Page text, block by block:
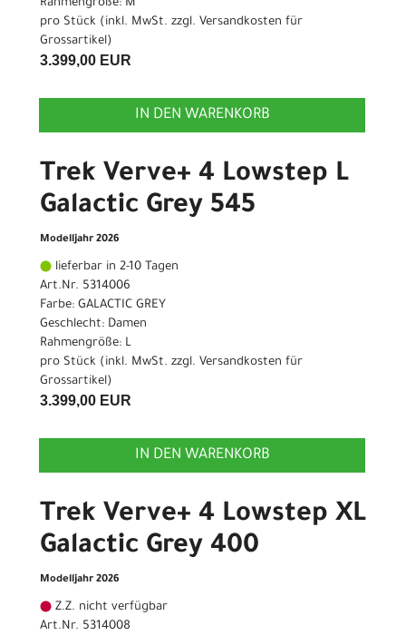
Rahmengröße: M
pro Stück (inkl. MwSt. zzgl. Versandkosten für
Grossartikel)
3.399,00 EUR
IN DEN WARENKORB
Trek Verve+ 4 Lowstep L
Galactic Grey 545
Modelljahr 2026
lieferbar in 2-10 Tagen
Art.Nr. 5314006
Farbe: GALACTIC GREY
Geschlecht: Damen
Rahmengröße: L
pro Stück (inkl. MwSt. zzgl. Versandkosten für
Grossartikel)
3.399,00 EUR
IN DEN WARENKORB
Trek Verve+ 4 Lowstep XL
Galactic Grey 400
Modelljahr 2026
Z.Z. nicht verfügbar
Art.Nr. 5314008